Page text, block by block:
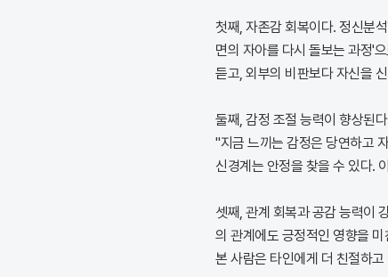
첫째, 자존감 회복이다. 정신분
면의 자아를 다시 돌보는 과정'
듣고, 외부의 비판보다 자신을
둘째, 감정 조절 능력이 향상된
"지금 느끼는 감정은 당연하고
신경계는 안정을 찾을 수 있다.
셋째, 관계 회복과 공감 능력이
의 관계에도 긍정적인 영향을
본 사람은 타인에게 더 친절하